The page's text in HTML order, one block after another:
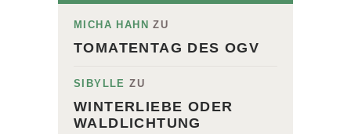
MICHA HAHN ZU
TOMATENTAG DES OGV
SIBYLLE ZU
WINTERLIEBE ODER
WALDLICHTUNG